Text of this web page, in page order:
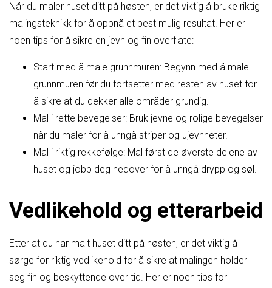
Når du maler huset ditt på høsten, er det viktig å bruke riktig
malingsteknikk for å oppnå et best mulig resultat. Her er
noen tips for å sikre en jevn og fin overflate:
Start med å male grunnmuren: Begynn med å male
grunnmuren før du fortsetter med resten av huset for
å sikre at du dekker alle områder grundig.
Mal i rette bevegelser: Bruk jevne og rolige bevegelser
når du maler for å unngå striper og ujevnheter.
Mal i riktig rekkefølge: Mal først de øverste delene av
huset og jobb deg nedover for å unngå drypp og søl.
Vedlikehold og etterarbeid
Etter at du har malt huset ditt på høsten, er det viktig å
sørge for riktig vedlikehold for å sikre at malingen holder
seg fin og beskyttende over tid. Her er noen tips for